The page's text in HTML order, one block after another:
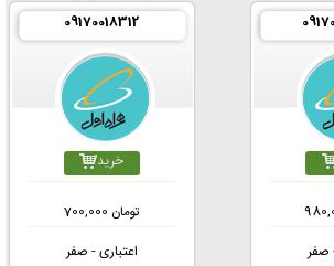
صفر
09170018312
خرید
700,000 تومان
اعتباری - صفر